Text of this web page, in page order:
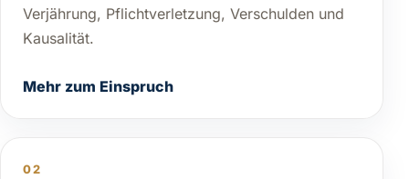
Verjährung, Pflichtverletzung, Verschulden und
Kausalität.
Mehr zum Einspruch
02